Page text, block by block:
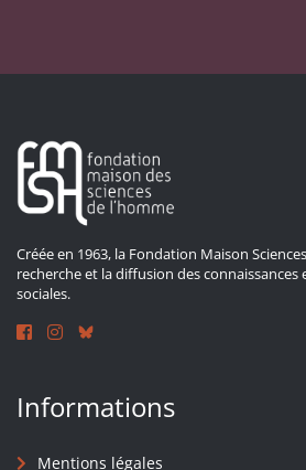
Créée en 1963, la Fondation Maison
recherche et la diffusion des connaissances
sociales.
Informations
Mentions légales